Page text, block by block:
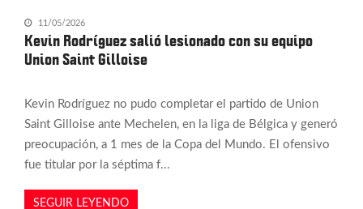
11/05/2026
Kevin Rodríguez salió lesionado con su equipo
Union Saint Gilloise
Kevin Rodríguez no pudo completar el partido de Union
Saint Gilloise ante Mechelen, en la liga de Bélgica y generó
preocupación, a 1 mes de la Copa del Mundo. El ofensivo
fue titular por la séptima f...
SEGUIR LEYENDO